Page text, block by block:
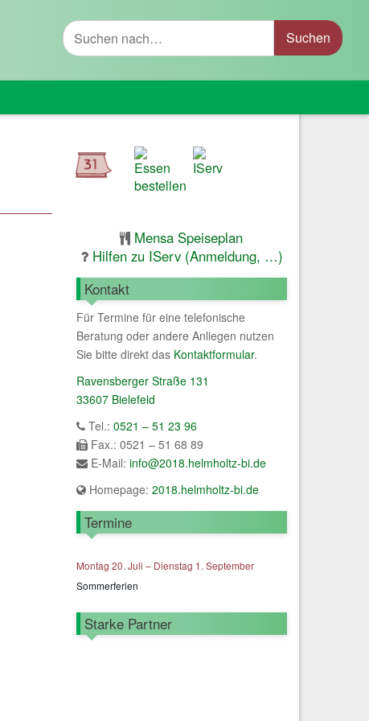
Suche
Mensa Speiseplan
Hilfen zu IServ (Anmeldung, …)
Kontakt
Für Termine für eine telefonische
Beratung oder andere Anliegen nutzen
Sie bitte direkt das Kontaktformular.
Ravensberger Straße 131
33607 Bielefeld
Tel.: 0521 – 51 23 96
Fax.: 0521 – 51 68 89
E-Mail: info@2018.helmholtz-bi.de
Homepage: 2018.helmholtz-bi.de
Termine
Montag 20. Juli – Dienstag 1. September
Sommerferien
Starke Partner